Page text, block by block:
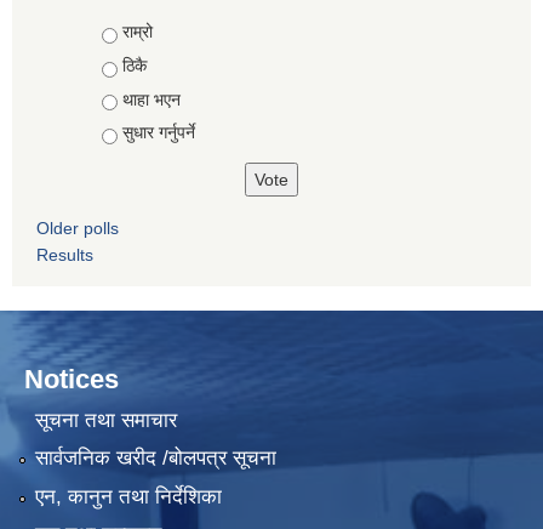
Choices
राम्रो
ठिकै
थाहा भएन
सुधार गर्नुपर्ने
Older polls
Results
Notices
सूचना तथा समाचार
सार्वजनिक खरीद /बोलपत्र सूचना
एन, कानुन तथा निर्देशिका